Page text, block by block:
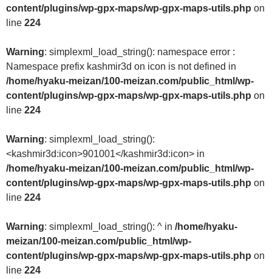
content/plugins/wp-gpx-maps/wp-gpx-maps-utils.php on
line 224
Warning: simplexml_load_string(): namespace error :
Namespace prefix kashmir3d on icon is not defined in
/home/hyaku-meizan/100-meizan.com/public_html/wp-
content/plugins/wp-gpx-maps/wp-gpx-maps-utils.php on
line 224
Warning: simplexml_load_string():
<kashmir3d:icon>901001</kashmir3d:icon> in
/home/hyaku-meizan/100-meizan.com/public_html/wp-
content/plugins/wp-gpx-maps/wp-gpx-maps-utils.php on
line 224
Warning: simplexml_load_string(): ^ in /home/hyaku-
meizan/100-meizan.com/public_html/wp-
content/plugins/wp-gpx-maps/wp-gpx-maps-utils.php on
line 224